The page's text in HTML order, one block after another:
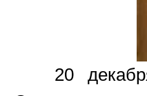
20 декабря